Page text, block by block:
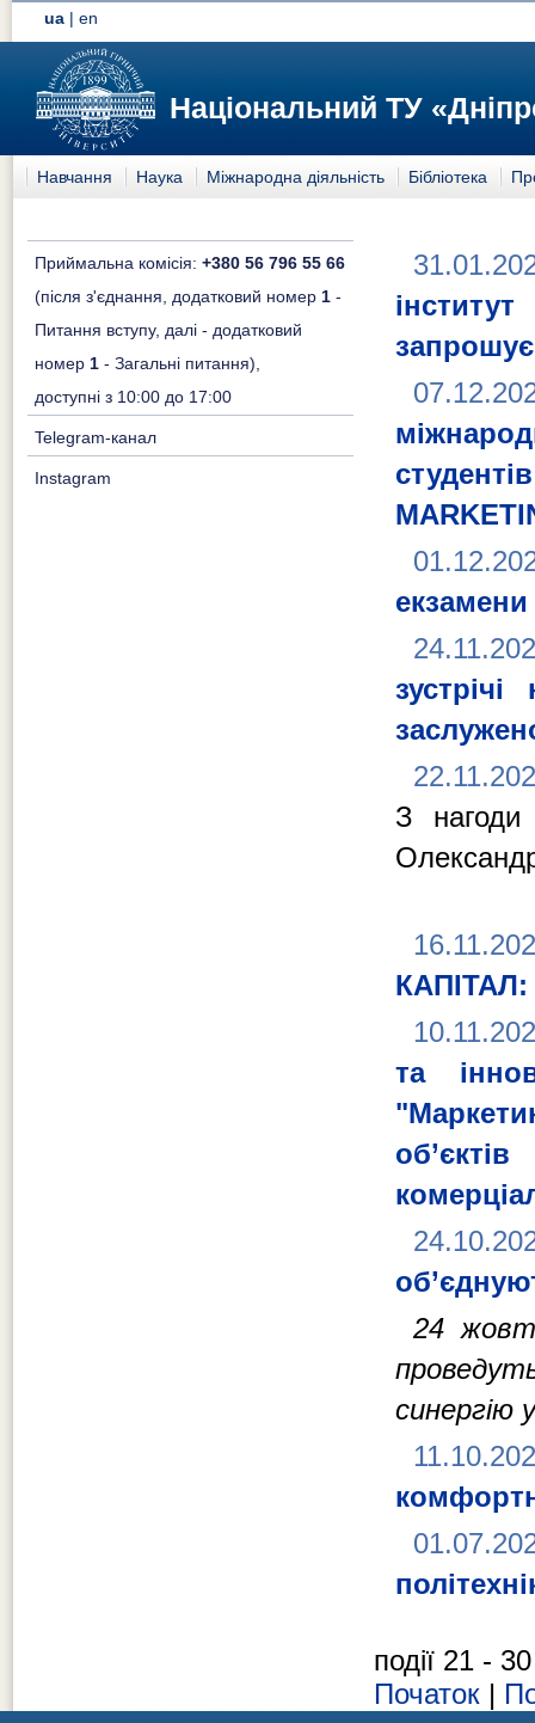
ua |en
Національний ТУ
Навчання Наука Міжнародна діяльність Бібліотека
Приймальна комісія: +380 56 796 55 66
(після з'єднання, додатковий номер 1 -
Питання вступу, далі - додатковий
номер 1 - Загальні питання),
доступні з 10:00 до 17:00
Telegram-канал
Instagram
запрошує
З нагоди
та
24
синергію
події 21 -
Початок |